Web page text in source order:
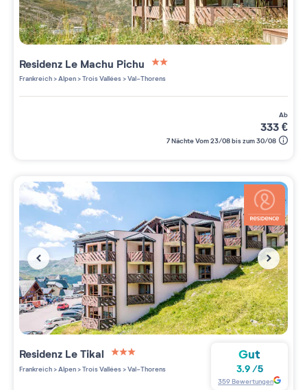
Residenz Le Machu Pichu
2 étoiles sur 5
Frankreich>Alpen>Trois Vallées>Val-Thorens
ab
333€
7 Nächte Vom 23/08 bis zum 30/08
Residenz Le Tikal
3 étoiles sur 5
Frankreich>Alpen>Trois Vallées>Val-Thorens
Gut
3.9/5
359Bewertungen